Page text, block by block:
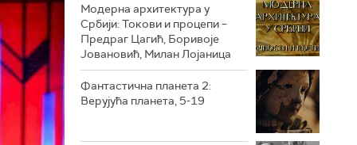
РТС ТРЕЗОР
РТС МУЗИКА
РТС ПОЛЕТАРАЦ
Модерна архитектура у
Србији: Токови и процепи –
Предраг Цагић, Боривоје
Јовановић, Милан Лојаница
Фантастична планета 2:
Верујућа планета, 5-19